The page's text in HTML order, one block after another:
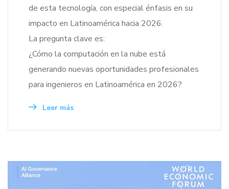
de esta tecnología, con especial énfasis en su
impacto en Latinoamérica hacia 2026.
La pregunta clave es:
¿Cómo la computación en la nube está
generando nuevas oportunidades profesionales
para ingenieros en Latinoamérica en 2026?
Leer más